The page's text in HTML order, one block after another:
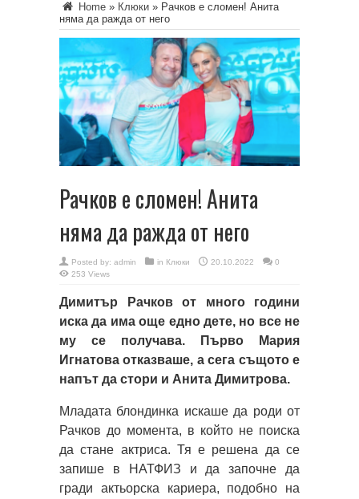
Home » Клюки » Рачков е сломен! Анита
няма да ражда от него
Рачков е сломен! Анита
няма да ражда от него
Posted by: admin in Клюки 20.10.2022
0
253 Views
Димитър Рачков от много години
иска да има още едно дете, но все не
му се получава. Първо Мария
Игнатова отказваше, а сега същото е
напът да стори и Анита Димитрова.
Младата блондинка искаше да роди от
Рачков до момента, в който не поиска
да стане актриса. Тя е решена да се
запише в НАТФИЗ и да започне да
гради актьорска кариера, подобно на